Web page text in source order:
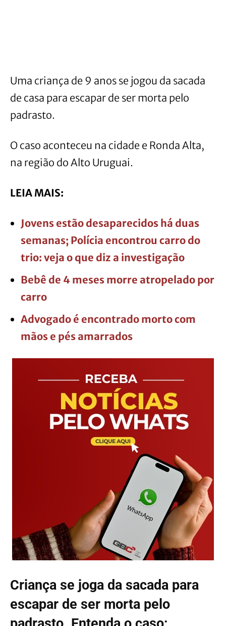
Uma criança de 9 anos se jogou da sacada
de casa para escapar de ser morta pelo
padrasto.
O caso aconteceu na cidade e Ronda Alta,
na região do Alto Uruguai.
LEIA MAIS:
Jovens estão desaparecidos há duas
semanas; Polícia encontrou carro do
trio: veja o que diz a investigação
Bebê de 4 meses morre atropelado por
carro
Advogado é encontrado morto com
mãos e pés amarrados
Criança se joga da sacada para
escapar de ser morta pelo